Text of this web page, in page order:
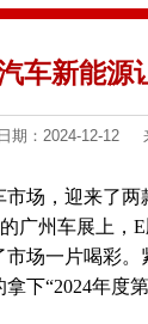
车新能源
日期：2024-12-12
市场，迎来了
广州车展上，
场一片喝彩。
下“2024年度